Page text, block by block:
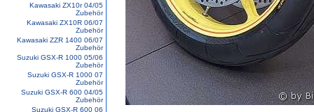
Kawasaki ZX10r 04/05
Zubehör
Kawasaki ZX10R 06/07
Zubehör
Kawasaki ZZR 1400 06/07
Zubehör
Suzuki GSX-R 1000 05/06
Zubehör
Suzuki GSX-R 1000 07
Zubehör
Suzuki GSX-R 600 04/05
Zubehör
Suzuki GSX-R 600 06